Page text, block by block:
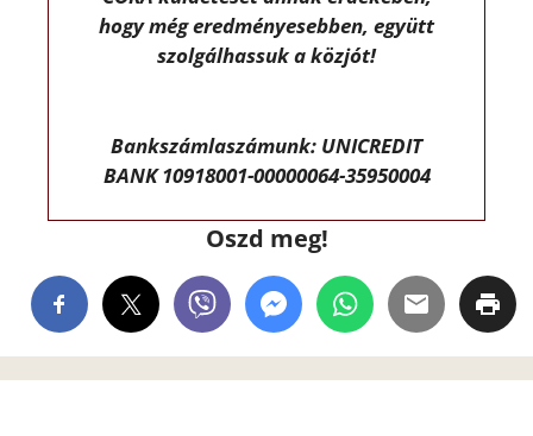
hogy még eredményesebben, együtt
szolgálhassuk a közjót!
Bankszámlaszámunk: UNICREDIT
BANK 10918001-00000064-35950004
Oszd meg!